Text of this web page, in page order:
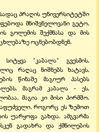
პრაღის უნივერსიტეტში
მნიშვნელოვანი გეტო,
გოლემის შექმნასა და მის
ოცნებობდნენ.
"კაბალა" გვესმის,
რაღაც ნიშნებს ხატავს,
წინაშე მაგიურ პასებს
მაგრამ კაბალა - ეს,
მაგია კი მისი პირმშო.
როგორც ეს ზემოთ
უარყოფა გახდა. ამგვარმა
გადახრა და ქმნილების